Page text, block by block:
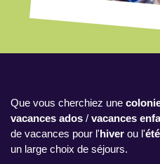
Que vous cherchiez une
vacances ados / vacances
de vacances pour l'hiver ou l'été
un large choix de séjours.